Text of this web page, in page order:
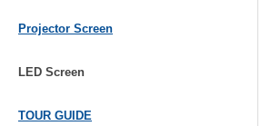
Projector Screen
LED Screen
TOUR GUIDE